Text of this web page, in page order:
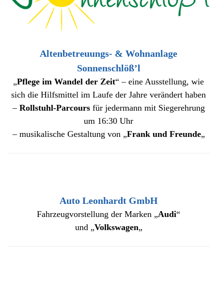
Altenbetreuungs- & Wohnanlage
Sonnenschlöß’l
„Pflege im Wandel der Zeit“ – eine Ausstellung, wie
sich die Hilfsmittel im Laufe der Jahre verändert haben
– Rollstuhl-Parcoursfür jedermann mit Siegerehrung
um 16:30 Uhr
– musikalische Gestaltung von „Frank und Freunde„
Auto Leonhardt GmbH
Fahrzeugvorstellung der Marken „Audi“
und „Volkswagen„